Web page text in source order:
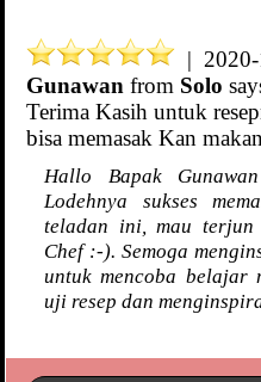
| 2020-
Gunawan from Solo
Terima Kasih untuk
bisa memasak Kan
Hallo Bapak
Lodehnya sukses
teladan ini, mau terjun
Chef :-). Semoga
untuk mencoba belajar
uji resep dan